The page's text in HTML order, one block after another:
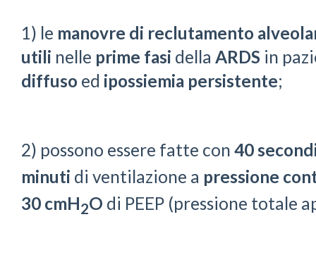
1) le manovre di reclutamento
utili nelle prime fasi della ARDS in
diffuso ed ipossiemia persistente;
2) possono essere fatte con 40
minuti di ventilazione a pressione
30 cmH2O di PEEP (pressione totale